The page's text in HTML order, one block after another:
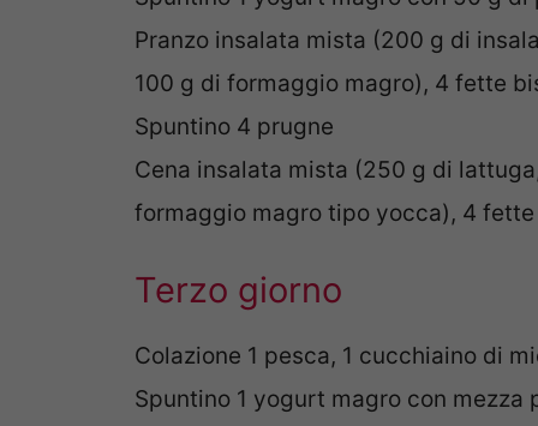
Pranzo insalata mista (200 g di
100 g di formaggio magro), 4 fette
Spuntino 4 prugne
Cena insalata mista (250 g di
formaggio magro tipo yocca), 4
Terzo giorno
Colazione 1 pesca, 1 cucchiaino di
Spuntino 1 yogurt magro con mezza